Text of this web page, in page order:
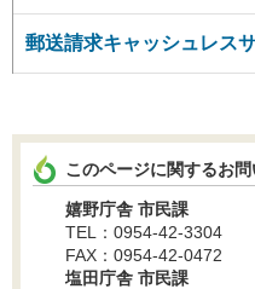
郵送請求キャッシュレス
このページに関するお
嬉野庁舎 市民課
TEL：0954-42-3304
FAX：0954-42-0472
塩田庁舎 市民課